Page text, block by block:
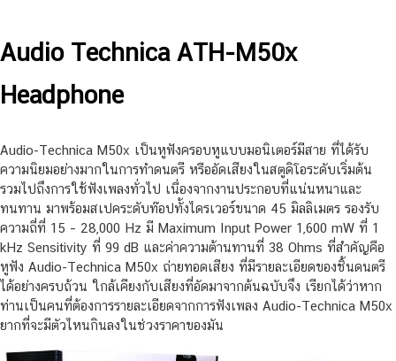
Audio Technica ATH-M50x
Headphone
Audio-Technica M50x เป็นหูฟังครอบหูแบบมอนิเตอร์มีสาย ที่ได้รับ
ความนิยมอย่างมากในการทำดนตรี หรืออัดเสียงในสตูดิโอระดับเริ่มต้น
รวมไปถึงการใช้ฟังเพลงทั่วไป เนื่องจากงานประกอบที่แน่นหนาและ
ทนทาน มาพร้อมสเปคระดับท๊อปทั้งไดรเวอร์ขนาด 45 มิลลิเมตร รองรับ
ความถี่ที่ 15 – 28,000 Hz มี Maximum Input Power 1,600 mW ที่ 1
kHz Sensitivity ที่ 99 dB และค่าความต้านทานที่ 38 Ohms ที่สำคัญคือ
หูฟัง Audio-Technica M50x ถ่ายทอดเสียง ที่มีรายละเอียดของชิ้นดนตรี
ได้อย่างครบถ้วน ใกล้เคียงกับเสียงที่อัดมาจากต้นฉบับจึง เรียกได้ว่าหาก
ท่านเป็นคนที่ต้องการรายละเอียดจากการฟังเพลง Audio-Technica M50x
ยากที่จะมีตัวไหนกินลงในช่วงราคาของมัน